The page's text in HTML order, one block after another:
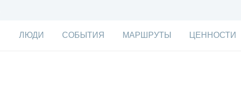
ЛЮДИ СОБЫТИЯ МАРШРУТЫ ЦЕННОСТИ